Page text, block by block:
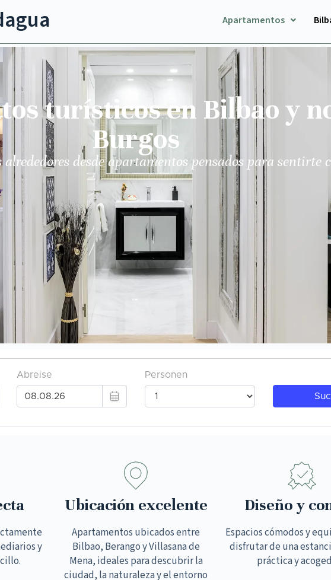
Apartamentos
turísticos en Bilbao y
Burgos
alrededores desde apartamentos pensados para sentirte
y
Ubicación excelente
Apartamentos ubicados entre
Bilbao, Berango y Villasana de
Mena, ideales para descubrir la
ciudad, la naturaleza y el entorno
Diseño y
Espacios cómodos y
disfrutar de una
práctica y